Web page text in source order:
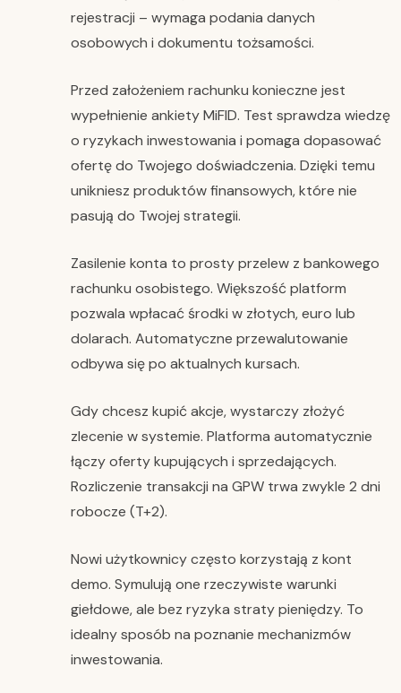
rejestracji – wymaga podania danych
osobowych i dokumentu tożsamości.
Przed założeniem rachunku konieczne jest
wypełnienie ankiety MiFID. Test sprawdza wiedzę
o ryzykach inwestowania i pomaga dopasować
ofertę do Twojego doświadczenia. Dzięki temu
unikniesz produktów finansowych, które nie
pasują do Twojej strategii.
Zasilenie konta to prosty przelew z bankowego
rachunku osobistego. Większość platform
pozwala wpłacać środki w złotych, euro lub
dolarach. Automatyczne przewalutowanie
odbywa się po aktualnych kursach.
Gdy chcesz kupić akcje, wystarczy złożyć
zlecenie w systemie. Platforma automatycznie
łączy oferty kupujących i sprzedających.
Rozliczenie transakcji na GPW trwa zwykle 2 dni
robocze (T+2).
Nowi użytkownicy często korzystają z kont
demo. Symulują one rzeczywiste warunki
giełdowe, ale bez ryzyka straty pieniędzy. To
idealny sposób na poznanie mechanizmów
inwestowania.